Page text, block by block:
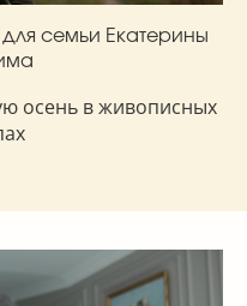
для семьи Екатерины
осень в живописных